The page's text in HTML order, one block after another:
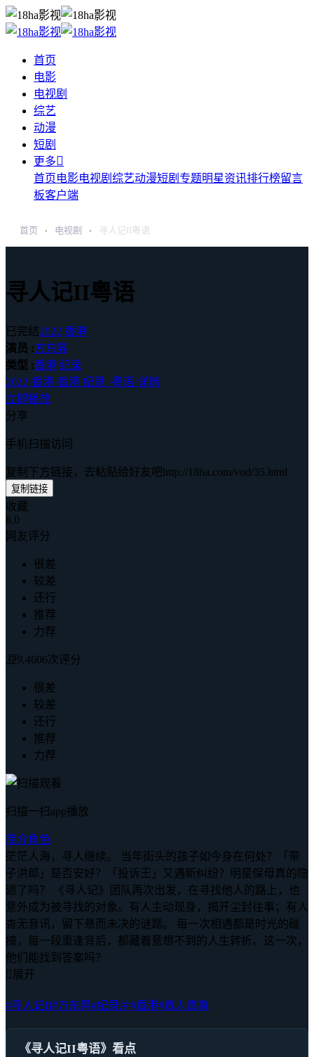
首页
电影
电视剧
综艺
动漫
短剧
更多
首页电影电视剧 综艺动漫短剧 专题明星资讯排行榜留言
板客户端
首页 › 电视剧 › 寻人记II粤语
寻人记II粤语
已完结2022 香港
演员 :方东昇
类型 :香港 纪录
2022·香港·香港 纪录 ·粤语·详情
立即播放
分享
手机扫描访问
复制下方链接，去粘贴给好友吧http://18ha.com/vod/35.html
复制链接
收藏
8.0
网友评分
很差
较差
还行
推荐
力荐
豆9.4606次评分
很差
较差
还行
推荐
力荐
扫描一扫app播放
简介角色
茫茫人海，寻人继续。 当年街头的孩子如今身在何处？「带
子洪郎」是否安好？「投诉王」又遇新纠纷？明星保母真的隐
退了吗？ 《寻人记》团队再次出发，在寻找他人的路上，也
意外成为被寻找的对象。有人主动现身，揭开尘封往事；有人
杳无音讯，留下悬而未决的谜题。 每一次相遇都是时光的碰
撞，每一段重逢背后，都藏着意想不到的人生转折。这一次，
他们能找到答案吗？
 展开
#寻人记II#方东昇#纪录片#香港#真人真事
《寻人记II粤语》看点